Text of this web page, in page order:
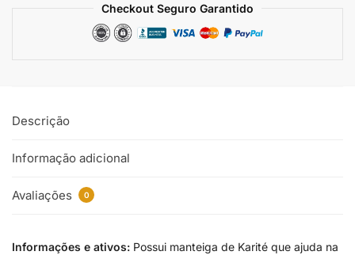
Checkout Seguro Garantido
Descrição
Informação adicional
Avaliações 0
Informações e ativos: Possui manteiga de Karité que ajuda na